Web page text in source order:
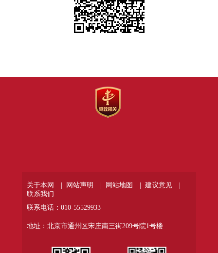
关于本网 | 网站声明 | 网站地图 |
建议意见 |
联系我们
联系电话：010-55529933
地址：北京市通州区宋庄南三街209号院1号楼